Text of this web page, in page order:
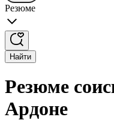
Резюме
Найти
Резюме
Ардоне